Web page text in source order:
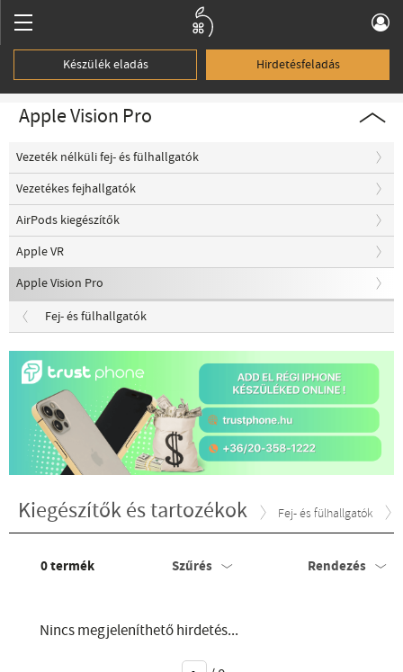
Készülék eladás Hirdetésfeladás
Apple Vision Pro
Vezeték nélküli fej- és fülhallgatók
Vezetékes fejhallgatók
AirPods kiegészítők
Apple VR
Apple Vision Pro
Fej- és fülhallgatók
Kiegészítők és tartozékok Fej- és fülhallgatók
0termék Szűrés Rendezés
Nincs megjeleníthető hirdetés...